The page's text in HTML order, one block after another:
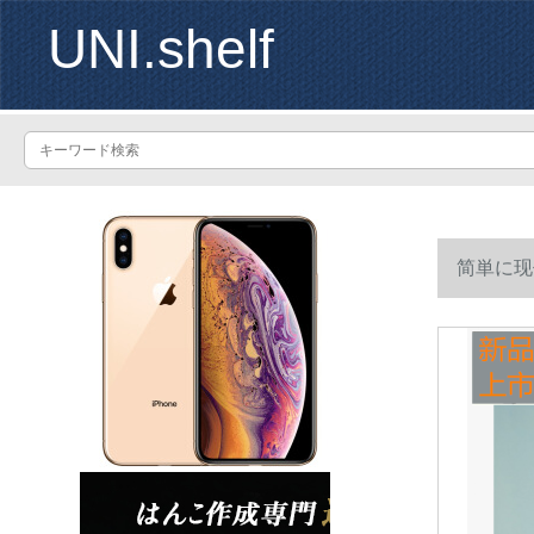
UNI.shelf
简単に
て、0.6メ